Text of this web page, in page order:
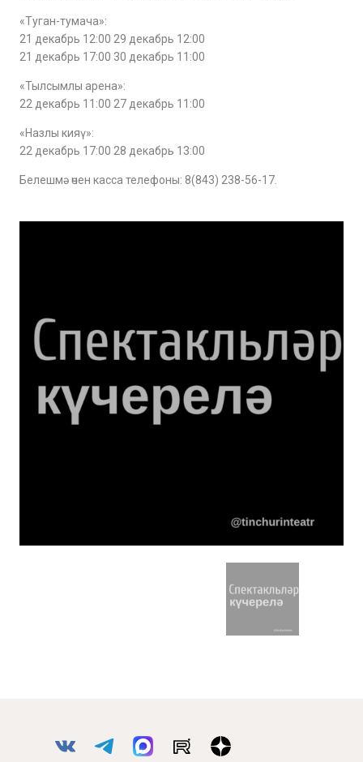
«Туган-тумача»:
21 декабрь 12:00 29 декабрь 12:00
21 декабрь 17:00 30 декабрь 11:00
«Тылсымлы арена»:
22 декабрь 11:00 27 декабрь 11:00
«Назлы кияү»:
22 декабрь 17:00 28 декабрь 13:00
Белешмә өчен касса телефоны: 8(843) 238-56-17.